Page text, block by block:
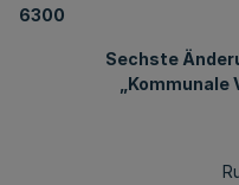
6300
Sechste